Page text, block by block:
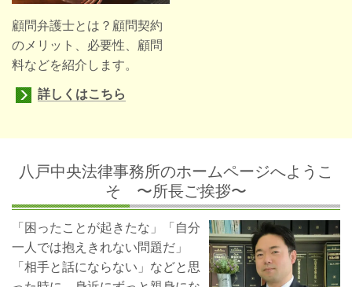
顧問弁護士とは？顧問契約
のメリット、必要性、顧問
料などを紹介します。
詳しくはこちら
八戸中央法律事務所のホームページへようこ
そ 〜所長ご挨拶〜
「困ったことが起きたな」「自分
一人では抱えきれない問題だ」
「相手と話にならない」などと思